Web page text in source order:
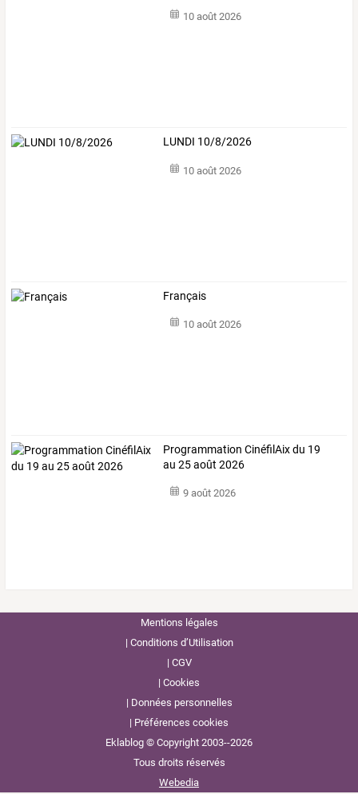
10 août 2026
LUNDI 10/8/2026
10 août 2026
Français
10 août 2026
Programmation CinéfilAix du 19
au 25 août 2026
9 août 2026
Mentions légales
Conditions d’Utilisation
CGV
Cookies
Données personnelles
Préférences cookies
Eklablog © Copyright 2003--2026
Tous droits réservés
Webedia